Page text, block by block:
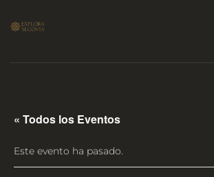
« Todos los Eventos
Este evento ha pasado.